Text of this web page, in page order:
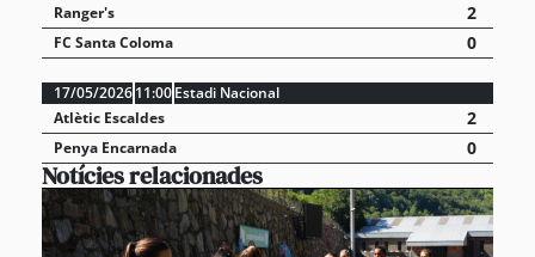
Ranger's 2
FC Santa Coloma 0
17/05/202611:00Estadi Nacional
Atlètic Escaldes
2
Penya Encarnada 0
Notícies relacionades